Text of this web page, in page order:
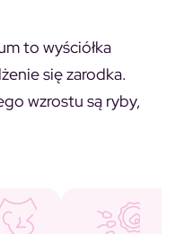
to wyściółka
się zarodka.
wzrostu są ryby,